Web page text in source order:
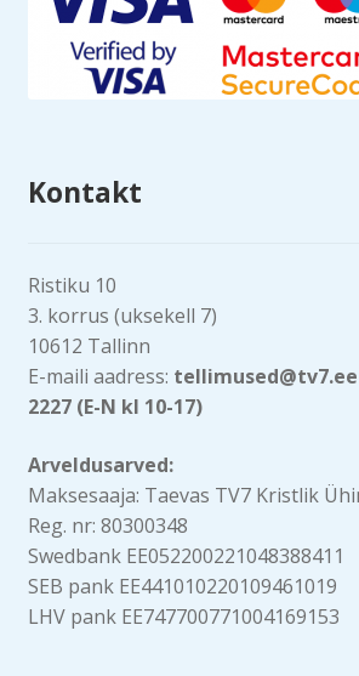
Kontakt
Ristiku 10
3. korrus (uksekell 7)
10612 Tallinn
E-maili aadress: tellimused@tv7.ee
2227 (E-N kl 10-17)
Arveldusarved:
Maksesaaja: Taevas TV7 Kristlik
Reg. nr: 80300348
Swedbank EE052200221048388411
SEB pank EE441010220109461019
LHV pank EE747700771004169153